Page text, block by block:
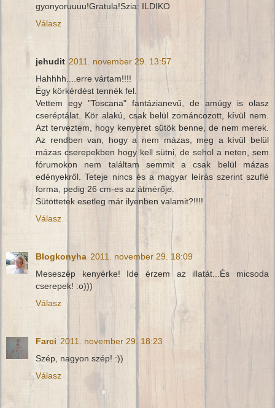
gyonyoruuuu!Gratula!Szia: ILDIKO
Válasz
jehudit 2011. november 29. 13:57
Hahhhh....erre vártam!!!!
Égy körkérdést tennék fel.
Vettem egy "Toscana" fantázianevű, de amúgy is olasz
cseréptálat. Kör alakú, csak belül zománcozott, kívül nem.
Azt terveztem, hogy kenyeret sütök benne, de nem merek.
Az rendben van, hogy a nem mázas, meg a kívül belül
mázas cserepekben hogy kell sütni, de sehol a neten, sem
fórumokon nem találtam semmit a csak belül mázas
edényekről. Teteje nincs és a magyar leírás szerint szuflé
forma, pedig 26 cm-es az átmérője.
Sütöttetek esetleg már ilyenben valamit?!!!!
Válasz
Blogkonyha 2011. november 29. 18:09
Meseszép kenyérke! Ide érzem az illatát...És micsoda
cserepek! :o)))
Válasz
Farci 2011. november 29. 18:23
Szép, nagyon szép! :))
Válasz